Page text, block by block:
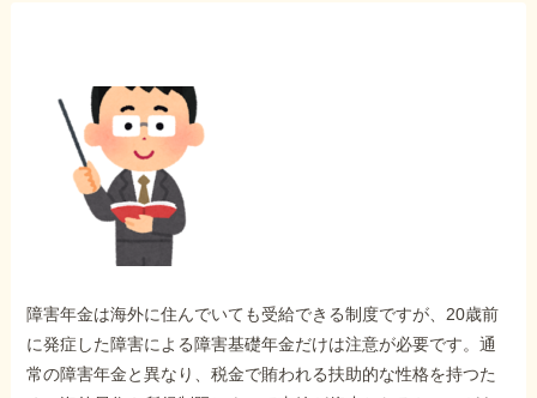
ご相談事例をみる
外出困難でもOK
非対面で申請できる
ホーム
障害年金は海外に住んでいても受給できる制度ですが、20歳前
に発症した障害による障害基礎年金だけは注意が必要です。通
常の障害年金と異なり、税金で賄われる扶助的な性格を持つた